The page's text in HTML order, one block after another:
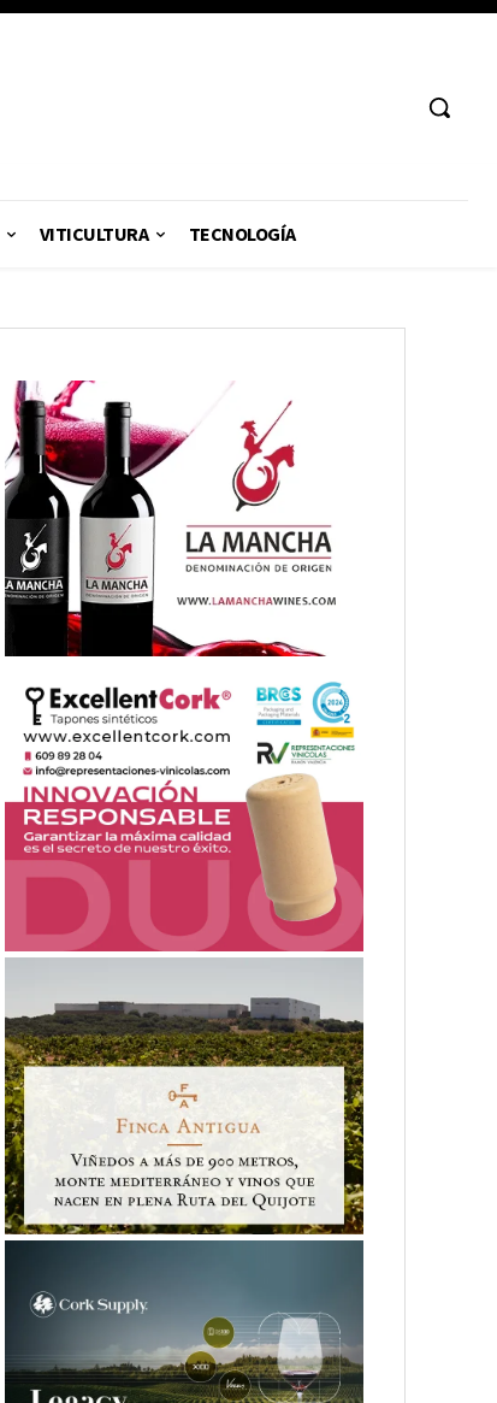
VITICULTURA TECNOLOGÍA